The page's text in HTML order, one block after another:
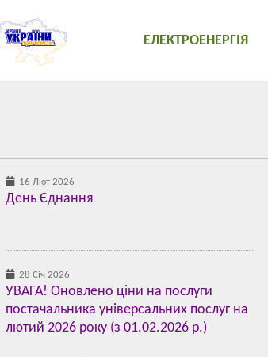
ЕЛЕКТРОЕНЕРГІЯ
16 Лют 2026
День Єднання
28 Січ 2026
УВАГА! Оновлено ціни на послуги
постачальника універсальних послуг на
лютий 2026 року (з 01.02.2026 р.)